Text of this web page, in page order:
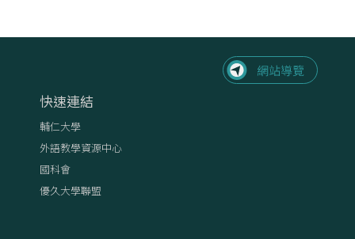
快速連結
輔仁大學
外語教學資源中心
國科會
優久大學聯盟